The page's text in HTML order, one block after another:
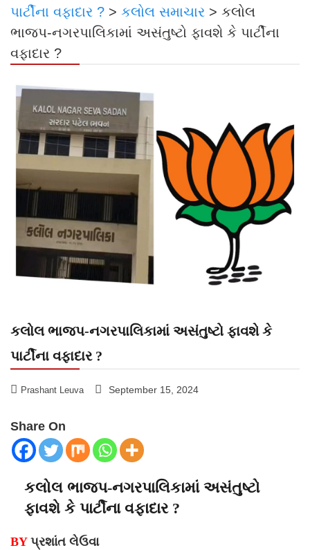
પાર્ટીના વફાદાર ? > કલોલ સમાચાર > કલોલ
ભાજપ-નગરપાલિકામાં અસંતુષ્ટો ફાવશે કે પાર્ટીના
વફાદાર ?
કલોલ ભાજપ-નગરપાલિકામાં અસંતુષ્ટો ફાવશે કે
પાર્ટીના વફાદાર ?
Prashant Leuva September 15, 2024
Share On
કલોલ ભાજપ-નગરપાલિકામાં અસંતુષ્ટો
ફાવશે કે પાર્ટીના વફાદાર ?
BYપ્રશાંત લેઉવા